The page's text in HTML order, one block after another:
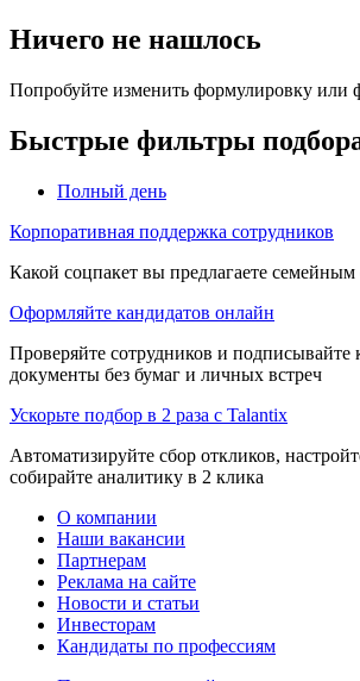
Ничего не нашлось
Попробуйте изменить формулировку или
Быстрые фильтры
Полный день
Корпоративная поддержка сотрудников
Какой соцпакет вы предлагаете семейным
Оформляйте кандидатов онлайн
Проверяйте сотрудников и подписывайте
документы без бумаг и личных встреч
Ускорьте подбор в 2 раза с Talantix
Автоматизируйте сбор откликов,
собирайте аналитику в 2 клика
О компании
Наши вакансии
Партнерам
Реклама на сайте
Новости и статьи
Инвесторам
Кандидаты по профессиям